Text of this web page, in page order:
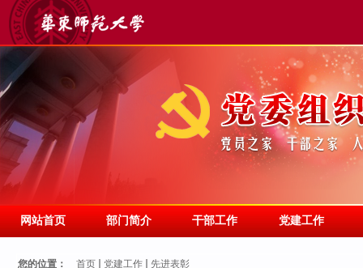
网站首页 部门简介 干部工作 党建工作
您的位置： 首页 党建工作 先进表彰